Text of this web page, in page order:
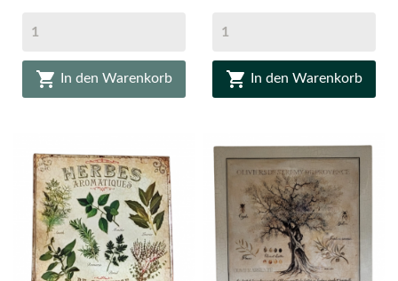
 In den Warenkorb  In den Warenkorb